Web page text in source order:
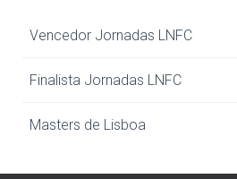
Vencedor Jornadas LNFC
Finalista Jornadas LNFC
Masters de Lisboa